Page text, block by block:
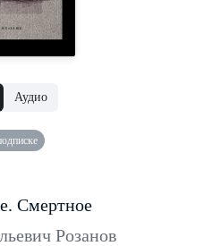
Аудио
Смертное
Розанов